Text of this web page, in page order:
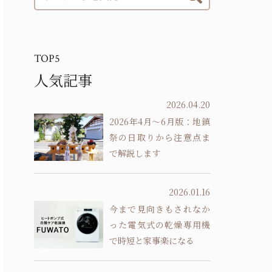
TOP5
人気記事
2026.04.20
2026年4月～6月版：地鎮
祭の日取りから注意点ま
で解説します
2026.01.16
今まで見向きもされなか
った電気式の乾燥専用機
で時短と家事楽になる